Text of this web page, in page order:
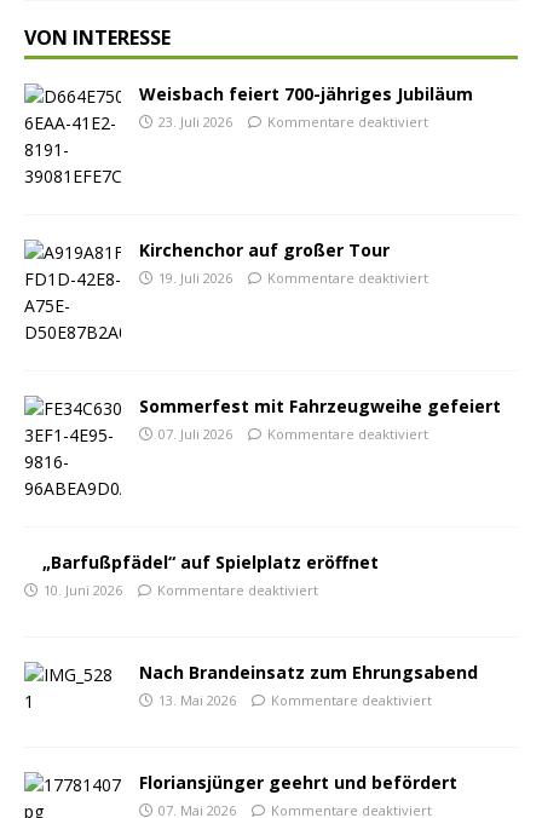
VON INTERESSE
Weisbach feiert 700-jähriges Jubiläum
23. Juli 2026 Kommentare deaktiviert
Kirchenchor auf großer Tour
19. Juli 2026 Kommentare deaktiviert
Sommerfest mit Fahrzeugweihe gefeiert
07. Juli 2026 Kommentare deaktiviert
„Barfußpfädel“ auf Spielplatz eröffnet
10. Juni 2026 Kommentare deaktiviert
Nach Brandeinsatz zum Ehrungsabend
13. Mai 2026 Kommentare deaktiviert
Floriansjünger geehrt und befördert
07. Mai 2026 Kommentare deaktiviert